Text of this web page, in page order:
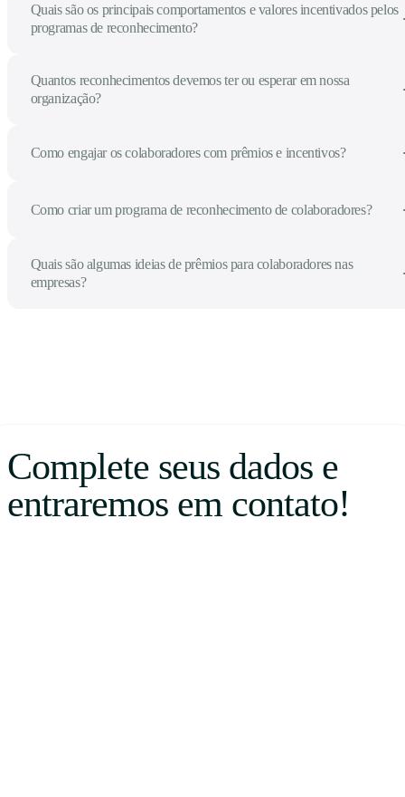
Quais são os principais comportamentos e valores incentivados pelos
programas de reconhecimento?
Quantos reconhecimentos devemos ter ou esperar em nossa
organização?
Como engajar os colaboradores com prêmios e incentivos?
Como criar um programa de reconhecimento de colaboradores?
Quais são algumas ideias de prêmios para colaboradores nas
empresas?
Complete seus dados e
entraremos em contato!